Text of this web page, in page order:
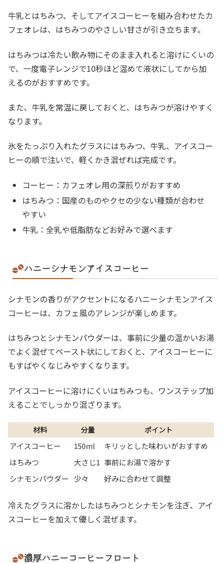
牛乳とはちみつ、そしてアイスコーヒーを組み合わせたカ
フェオレは、はちみつのやさしい甘さが引き立ちます。
はちみつは冷たい飲み物にそのまま入れると溶けにくいの
で、一度電子レンジで10秒ほど温めて液状にしてから加
えるのがおすすめです。
また、牛乳を常温に戻しておくと、はちみつが溶けやすく
なります。
氷をたっぷり入れたグラスにはちみつ、牛乳、アイスコー
ヒーの順で注いで、軽くかき混ぜれば完成です。
コーヒー：カフェオレ用の深煎りがおすすめ
はちみつ：国産のものやクセの少ない種類が合わせ
やすい
牛乳：全乳や低脂肪などお好みで選べます
ハニーシナモンアイスコーヒー
シナモンの香りがアクセントになるハニーシナモンアイス
コーヒーは、カフェ風のアレンジが楽しめます。
はちみつとシナモンパウダーは、事前に少量の温かいお湯
でよく混ぜてペースト状にしておくと、アイスコーヒーに
もすばやくなじみやすくなります。
アイスコーヒーに溶けにくいはちみつも、ワンステップ加
えることでしっかり混ざります。
材料 分量 ポイント
アイスコーヒー 150ml
キリッとした味わいがおすすめ
はちみつ
大さじ1 事前にお湯で溶かす
シナモンパウダー 少々 好みに合わせて調整
冷えたグラスに溶かしたはちみつとシナモンを注ぎ、アイ
スコーヒーを加えて優しく混ぜます。
濃厚ハニーコーヒーフロート